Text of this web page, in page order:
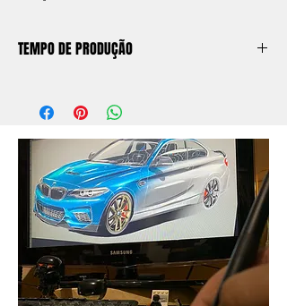
TEMPO DE PRODUÇÃO
aprox. 5 dias úteis, após a confirmação de
compra.
Após a produçao, seguimos com o envio
no endereço que nos for informado na
compra ou disponibilizaremos para retirada
caso seja sua opção de compra.